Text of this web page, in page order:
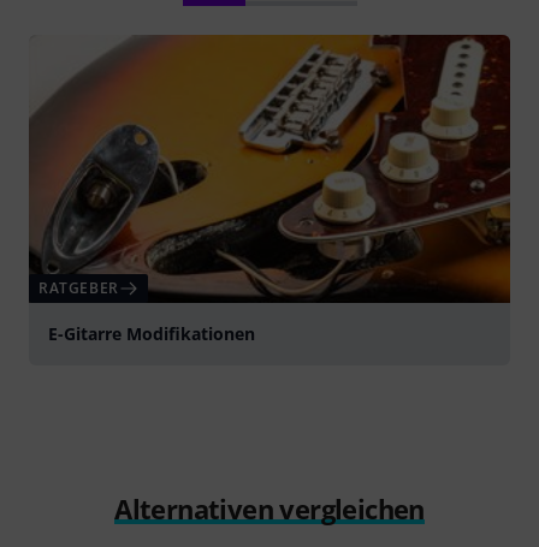
RATGEBER
E-Gitarre Modifikationen
Alternativen vergleichen